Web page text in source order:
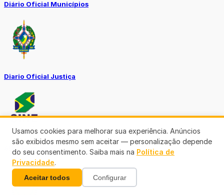
Diário Oficial Municípios
Diario Oficial Justiça
SINE Municipal
Usamos cookies para melhorar sua experiência. Anúncios
são exibidos mesmo sem aceitar — personalização depende
do seu consentimento. Saiba mais na Política de
Privacidade.
Aceitar todos Configurar